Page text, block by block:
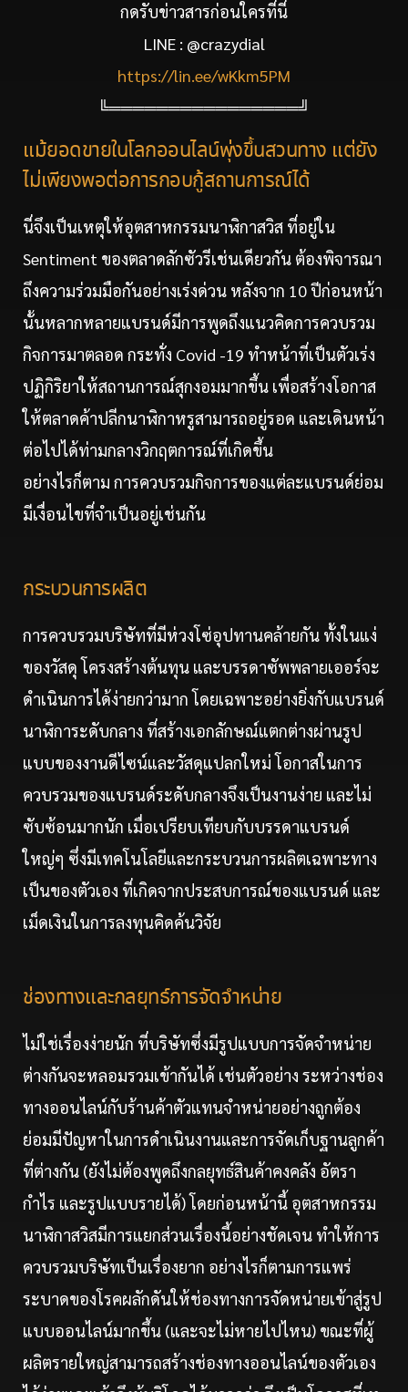
กดรับข่าวสารก่อนใครที่นี่
LINE : @crazydial
https://lin.ee/wKkm5PM
╚════════════════╝
แม้ยอดขายในโลกออนไลน์พุ่งขึ้นสวนทาง แต่ยัง
ไม่เพียงพอต่อการกอบกู้สถานการณ์ได้
นี่จึงเป็นเหตุให้อุตสาหกรรมนาฬิกาสวิส ที่อยู่ใน
Sentiment ของตลาดลักซัวรีเช่นเดียวกัน ต้องพิจารณา
ถึงความร่วมมือกันอย่างเร่งด่วน หลังจาก 10 ปีก่อนหน้า
นั้นหลากหลายแบรนด์มีการพูดถึงแนวคิดการควบรวม
กิจการมาตลอด กระทั่ง Covid -19 ทำหน้าที่เป็นตัวเร่ง
ปฏิกิริยาให้สถานการณ์สุกงอมมากขึ้น เพื่อสร้างโอกาส
ให้ตลาดค้าปลีกนาฬิกาหรูสามารถอยู่รอด และเดินหน้า
ต่อไปได้ท่ามกลางวิกฤตการณ์ที่เกิดขึ้น
อย่างไรก็ตาม การควบรวมกิจการของแต่ละแบรนด์ย่อม
มีเงื่อนไขที่จำเป็นอยู่เช่นกัน
กระบวนการผลิต
การควบรวมบริษัทที่มีห่วงโซ่อุปทานคล้ายกัน ทั้งในแง่
ของวัสดุ โครงสร้างต้นทุน และบรรดาซัพพลายเออร์จะ
ดำเนินการได้ง่ายกว่ามาก โดยเฉพาะอย่างยิ่งกับแบรนด์
นาฬิการะดับกลาง ที่สร้างเอกลักษณ์แตกต่างผ่านรูป
แบบของงานดีไซน์และวัสดุแปลกใหม่ โอกาสในการ
ควบรวมของแบรนด์ระดับกลางจึงเป็นงานง่าย และไม่
ซับซ้อนมากนัก เมื่อเปรียบเทียบกับบรรดาแบรนด์
ใหญ่ๆ ซึ่งมีเทคโนโลยีและกระบวนการผลิตเฉพาะทาง
เป็นของตัวเอง ที่เกิดจากประสบการณ์ของแบรนด์ และ
เม็ดเงินในการลงทุนคิดค้นวิจัย
ช่องทางและกลยุทธ์การจัดจำหน่าย
ไม่ใช่เรื่องง่ายนัก ที่บริษัทซึ่งมีรูปแบบการจัดจำหน่าย
ต่างกันจะหลอมรวมเข้ากันได้ เช่นตัวอย่าง ระหว่างช่อง
ทางออนไลน์กับร้านค้าตัวแทนจำหน่ายอย่างถูกต้อง
ย่อมมีปัญหาในการดำเนินงานและการจัดเก็บฐานลูกค้า
ที่ต่างกัน (ยังไม่ต้องพูดถึงกลยุทธ์สินค้าคงคลัง อัตรา
กำไร และรูปแบบรายได้) โดยก่อนหน้านี้ อุตสาหกรรม
นาฬิกาสวิสมีการแยกส่วนเรื่องนี้อย่างชัดเจน ทำให้การ
ควบรวมบริษัทเป็นเรื่องยาก อย่างไรก็ตามการแพร่
ระบาดของโรคผลักดันให้ช่องทางการจัดหน่ายเข้าสู่รูป
แบบออนไลน์มากขึ้น (และจะไม่หายไปไหน) ขณะที่ผู้
ผลิตรายใหญ่สามารถสร้างช่องทางออนไลน์ของตัวเอง